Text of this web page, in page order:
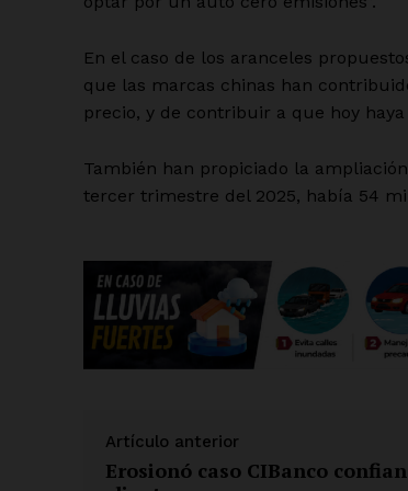
En el caso de los aranceles
que las marcas chinas han
precio, y de contribuir a que hoy
También han propiciado la
tercer trimestre del 2025, había 54
Artículo anterior
Erosionó caso CIBanco